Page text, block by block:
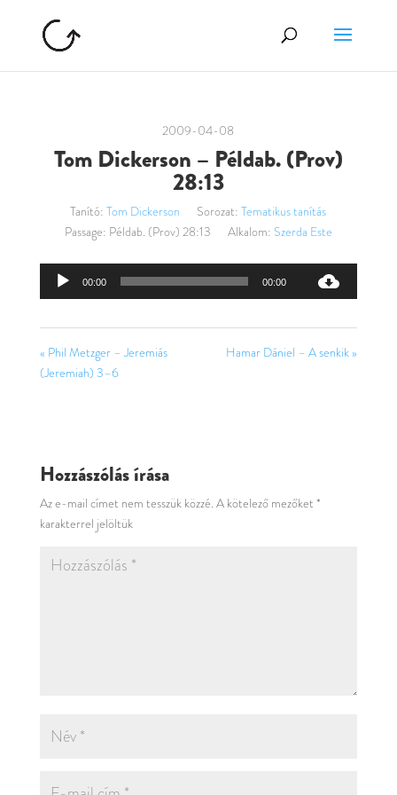
2009-04-08
Tom Dickerson – Példab. (Prov)
28:13
Tanító: Tom Dickerson Sorozat: Tematikus tanítás
Passage: Példab. (Prov) 28:13 Alkalom: Szerda Este
Audió
00:00 00:00
« Phil Metzger – Jeremiás
(Jeremiah) 3–6
Hamar Dániel – A senkik »
Hozzászólás írása
Az e-mail címet nem tesszük közzé. A kötelező mezőket *
karakterrel jelöltük